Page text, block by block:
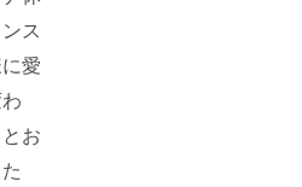
ス
愛
お